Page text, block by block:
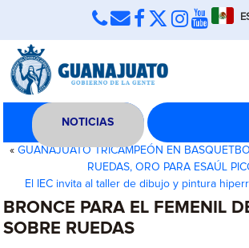
NOTICIAS
« GUANAJUATO TRICAMPEÓN EN
RUEDAS, ORO PARA ESAÚL
El IEC invita al taller de dibujo y pintura
BRONCE PARA EL FEMENIL
SOBRE RUEDAS